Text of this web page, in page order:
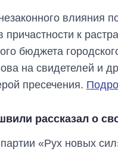
влияния
к
бюджета
на свидетелей и
пресечения.
рассказал о
«Рух новых